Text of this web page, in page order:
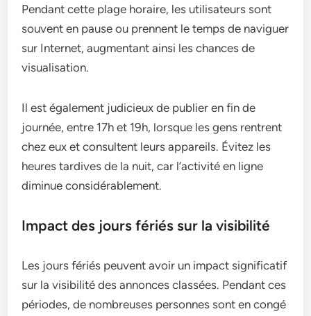
Pendant cette plage horaire, les utilisateurs sont
souvent en pause ou prennent le temps de naviguer
sur Internet, augmentant ainsi les chances de
visualisation.
Il est également judicieux de publier en fin de
journée, entre 17h et 19h, lorsque les gens rentrent
chez eux et consultent leurs appareils. Évitez les
heures tardives de la nuit, car l’activité en ligne
diminue considérablement.
Impact des jours fériés sur la visibilité
Les jours fériés peuvent avoir un impact significatif
sur la visibilité des annonces classées. Pendant ces
périodes, de nombreuses personnes sont en congé